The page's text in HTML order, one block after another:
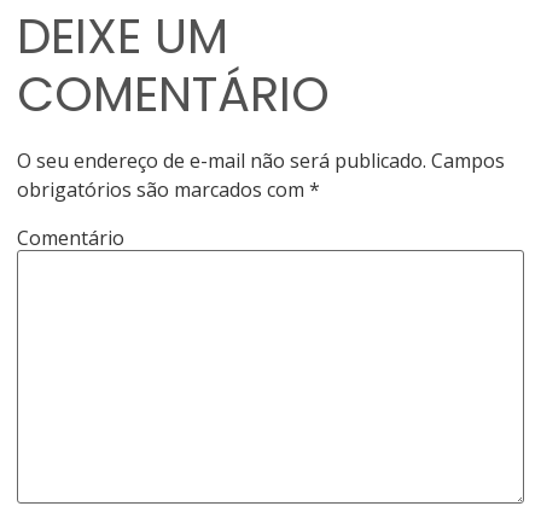
DEIXE UM
COMENTÁRIO
O seu endereço de e-mail não será publicado. Campos
obrigatórios são marcados com*
Comentário